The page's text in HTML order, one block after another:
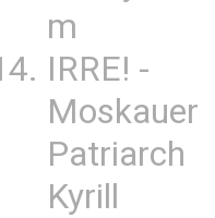
m
IRRE! -
Moskauer
Patriarch
Kyrill